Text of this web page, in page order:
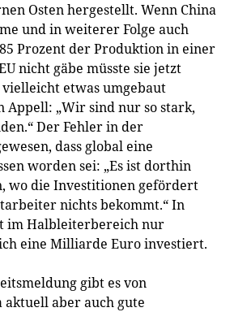
Osten hergestellt. Wenn China
und in weiterer Folge auch
Prozent der Produktion in einer
nicht gäbe müsste sie jetzt
etwas umgebaut
Appell: „Wir sind nur so stark,
Der Fehler in der
dass global eine
worden sei: „Es ist dorthin
wo die Investitionen gefördert
nichts bekommt.“ In
im Halbleiterbereich nur
eine Milliarde Euro investiert.
gibt es von
aber auch gute